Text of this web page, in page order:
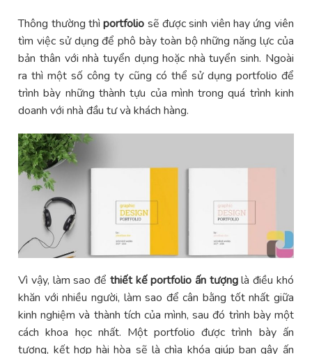
Thông thường thìportfolio sẽ được sinh viên hay ứng viên
tìm việc sử dụng để phô bày toàn bộ những năng lực của
bản thân với nhà tuyển dụng hoặc nhà tuyển sinh. Ngoài
ra thì một số công ty cũng có thể sử dụng portfolio để
trình bày những thành tựu của mình trong quá trình kinh
doanh với nhà đầu tư và khách hàng.
Vì vậy, làm sao để thiết kế portfolio ấn tượnglà điều khó
khăn với nhiều người, làm sao để cân bằng tốt nhất giữa
kinh nghiệm và thành tích của mình, sau đó trình bày một
cách khoa học nhất. Một portfolio được trình bày ấn
tượng, kết hợp hài hòa sẽ là chìa khóa giúp bạn gây ấn